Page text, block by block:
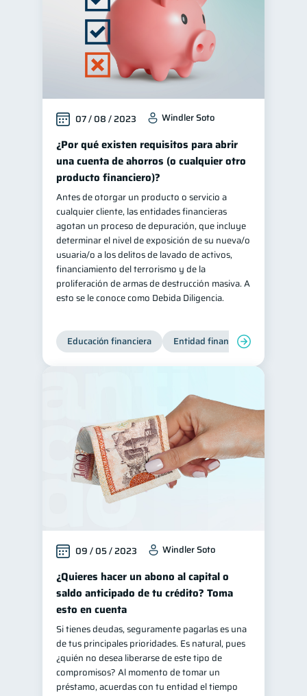
Educación Financiera 1
Fraudes 1
Información financiera
Salud mental 1 ahorro
Retiro 1 Doble sueldo 1
Gasto responsable 1
información financiera 1
07 / 08 / 2023 Windler Soto
¿Por qué existen requisitos para abrir
una cuenta de ahorros (o cualquier otro
producto financiero)?
Antes de otorgar un producto o servicio a
cualquier cliente, las entidades financieras
agotan un proceso de depuración, que incluye
determinar el nivel de exposición de su nueva/o
usuaria/o a los delitos de lavado de activos,
financiamiento del terrorismo y de la
proliferación de armas de destrucción masiva. A
esto se le conoce como Debida Diligencia.
Educación financiera Entidad financiera
09 / 05 / 2023 Windler Soto
¿Quieres hacer un abono al capital o
saldo anticipado de tu crédito? Toma
esto en cuenta
Si tienes deudas, seguramente pagarlas es una
de tus principales prioridades. Es natural, pues
¿quién no desea liberarse de este tipo de
compromisos? Al momento de tomar un
préstamo, acuerdas con tu entidad el tiempo